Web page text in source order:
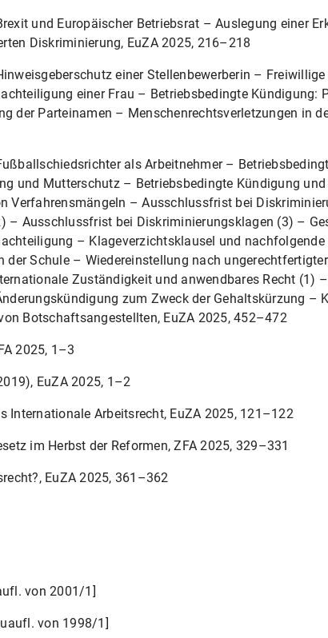
und Europäischer Betriebsrat – Auslegung einer
Diskriminierung, EuZA 2025, 216–218
einer Stellenbewerberin –
einer Frau – Betriebsbedingte Kündigung:
der Parteinamen – Menschenrechtsverletzungen in
als Arbeitnehmer –
und Mutterschutz – Betriebsbedingte Kündigung
Verfahrensmängeln – Ausschlussfrist bei
– Ausschlussfrist bei Diskriminierungsklagen (3) –
– Klageverzichtsklausel und
Schule – Wiedereinstellung nach
Zuständigkeit und anwendbares Recht (1)
zum Zweck der Gehaltskürzung –
Botschaftsangestellten, EuZA 2025, 452–472
2025, 1–3
EuZA 2025, 1–2
Internationale Arbeitsrecht, EuZA 2025, 121–122
im Herbst der Reformen, ZFA 2025, 329–331
EuZA 2025, 361–362
von 2001/1]
von 1998/1]